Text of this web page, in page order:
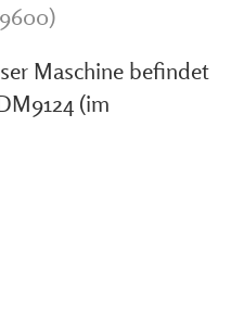
Maschine befindet
(im